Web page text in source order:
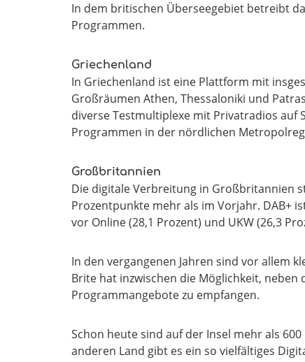
In dem britischen Überseegebiet betreibt
Programmen.
Griechenland
In Griechenland ist eine Plattform mit
Großräumen Athen, Thessaloniki und
diverse Testmultiplexe mit Privatradios auf
Programmen in der nördlichen
Großbritannien
Die digitale Verbreitung in Großbritannien
Prozentpunkte mehr als im Vorjahr. DAB+
vor Online (28,1 Prozent) und UKW (26,3
In den vergangenen Jahren sind vor allem
Brite hat inzwischen die Möglichkeit,
Programmangebote zu empfangen.
Schon heute sind auf der Insel mehr als
anderen Land gibt es ein so vielfältiges